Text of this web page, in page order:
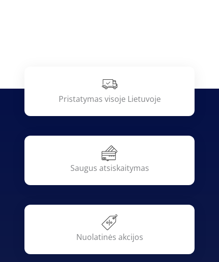
Pristatymas visoje Lietuvoje
Saugus atsiskaitymas
Nuolatinės akcijos